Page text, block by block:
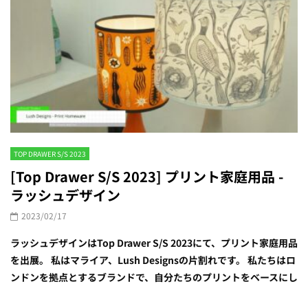
TOP DRAWER S/S 2023
[Top Drawer S/S 2023] プリント家庭用品 -
ラッシュデザイン
2023/02/17
ラッシュデザインはTop Drawer S/S 2023にて、プリント家庭用品
を出展。 私はマライア、Lush Designsの片割れです。 私たちはロ
ンドンを拠点とするブランドで、自分たちのプリントをベースにし